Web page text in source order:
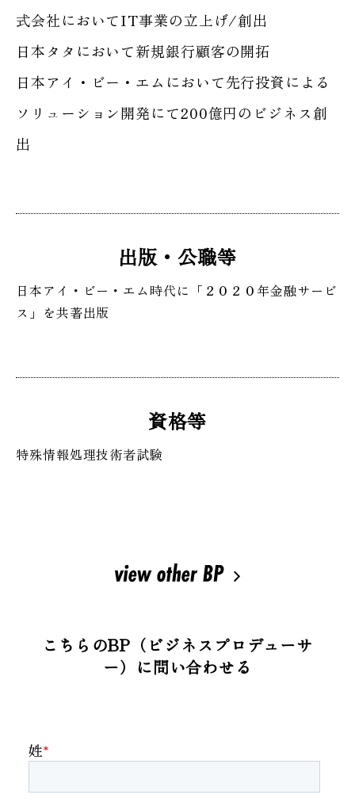
式会社においてIT事業の立上げ/創出
日本タタにおいて新規銀行顧客の開拓
日本アイ・ビー・エムにおいて先行投資による
ソリューション開発にて200億円のビジネス創
出
出版・公職等
日本アイ・ビー・エム時代に「２０２０年金融サービ
ス」を共著出版
資格等
特殊情報処理技術者試験
こちらのBP（ビジネスプロデューサ
ー）に問い合わせる